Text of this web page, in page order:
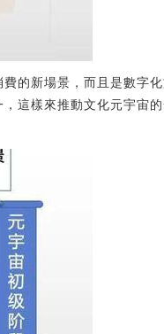
的新場景，而且是數字化
這樣來推動文化元宇宙